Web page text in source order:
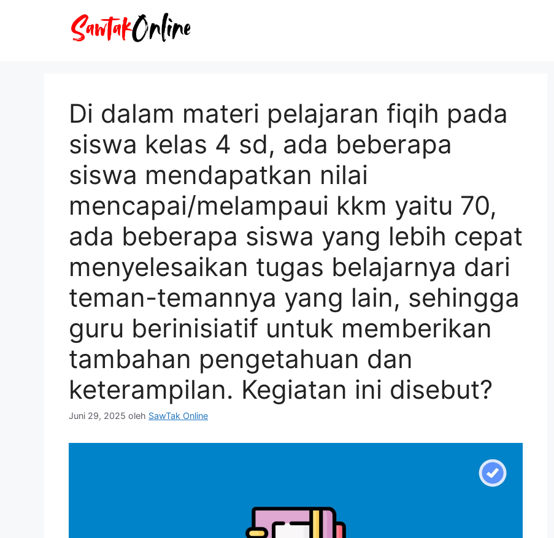
Di dalam materi pelajaran fiqih pada
siswa kelas 4 sd, ada beberapa
siswa mendapatkan nilai
mencapai/melampaui kkm yaitu 70,
ada beberapa siswa yang lebih cepat
menyelesaikan tugas belajarnya dari
teman-temannya yang lain, sehingga
guru berinisiatif untuk memberikan
tambahan pengetahuan dan
keterampilan. Kegiatan ini disebut?
Juni 29, 2025 oleh SawTak Online